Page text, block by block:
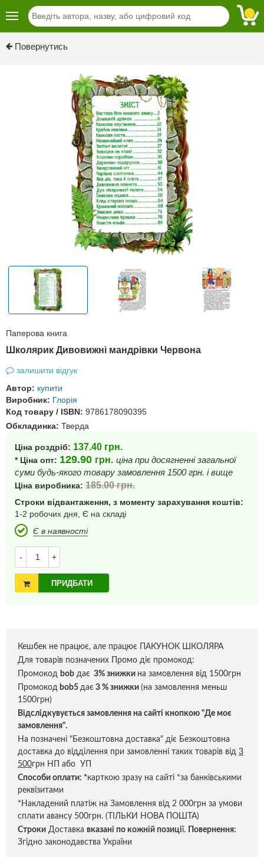
Повернутись
Паперова книга
Школярик Дивовижні мандрівки Червона
залишити відгук
Автор: купити
Виробник: Глорія
Код товару / ISBN: 9786178090395
Обкладинка: Тверда
Ціна роздріб: 137.40 грн.
* Ціна опт: 129.90 грн. ціна при досягненні загальної
суми будь-якого товару замовлення 1500 грн. і вище
Ціна виробника: 185.00грн.
Строки відвантаження, з моменту зарахування коштів:
1-2 робочих дня, Є на складі
Є в наявності
- +
ПРИДБАТИ
Кешбек не працює, але працює ПАКУНОК ШКОЛЯРА
Для товарів позначених Промо діє промокод:
Промокод bob дає 3% знижки на замовлення від 1500грн
Промокод bob5 дає 3 % знижки (на замовлення меньш
1500грн)
Відслідкувується замовлення на сайті кнопкою "Де моє
замовлення".
На позначені "Безкоштовна доставка" діє Безкоштовна
доставка до відділення при замовленні таких товарів від 3
500грн НП або УП
Способи оплати: *карткою зразу на сайті *за банківськими
реквізитами
*Накладений платіж на Замовлення від 2 000грн за умови
сплати авансу 500грн. (ТІЛЬКИ НОВА ПОШТА)
Строки Доставка вказані по кожній позиції.
Повернення:
Згідно законодавства України